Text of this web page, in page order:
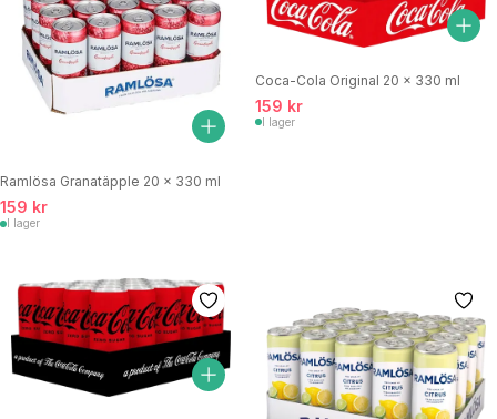
Ramlösa Granatäpple 20 x 330 ml
159 kr
I lager
Coca-Cola Original 20 x 330 ml
159 kr
I lager